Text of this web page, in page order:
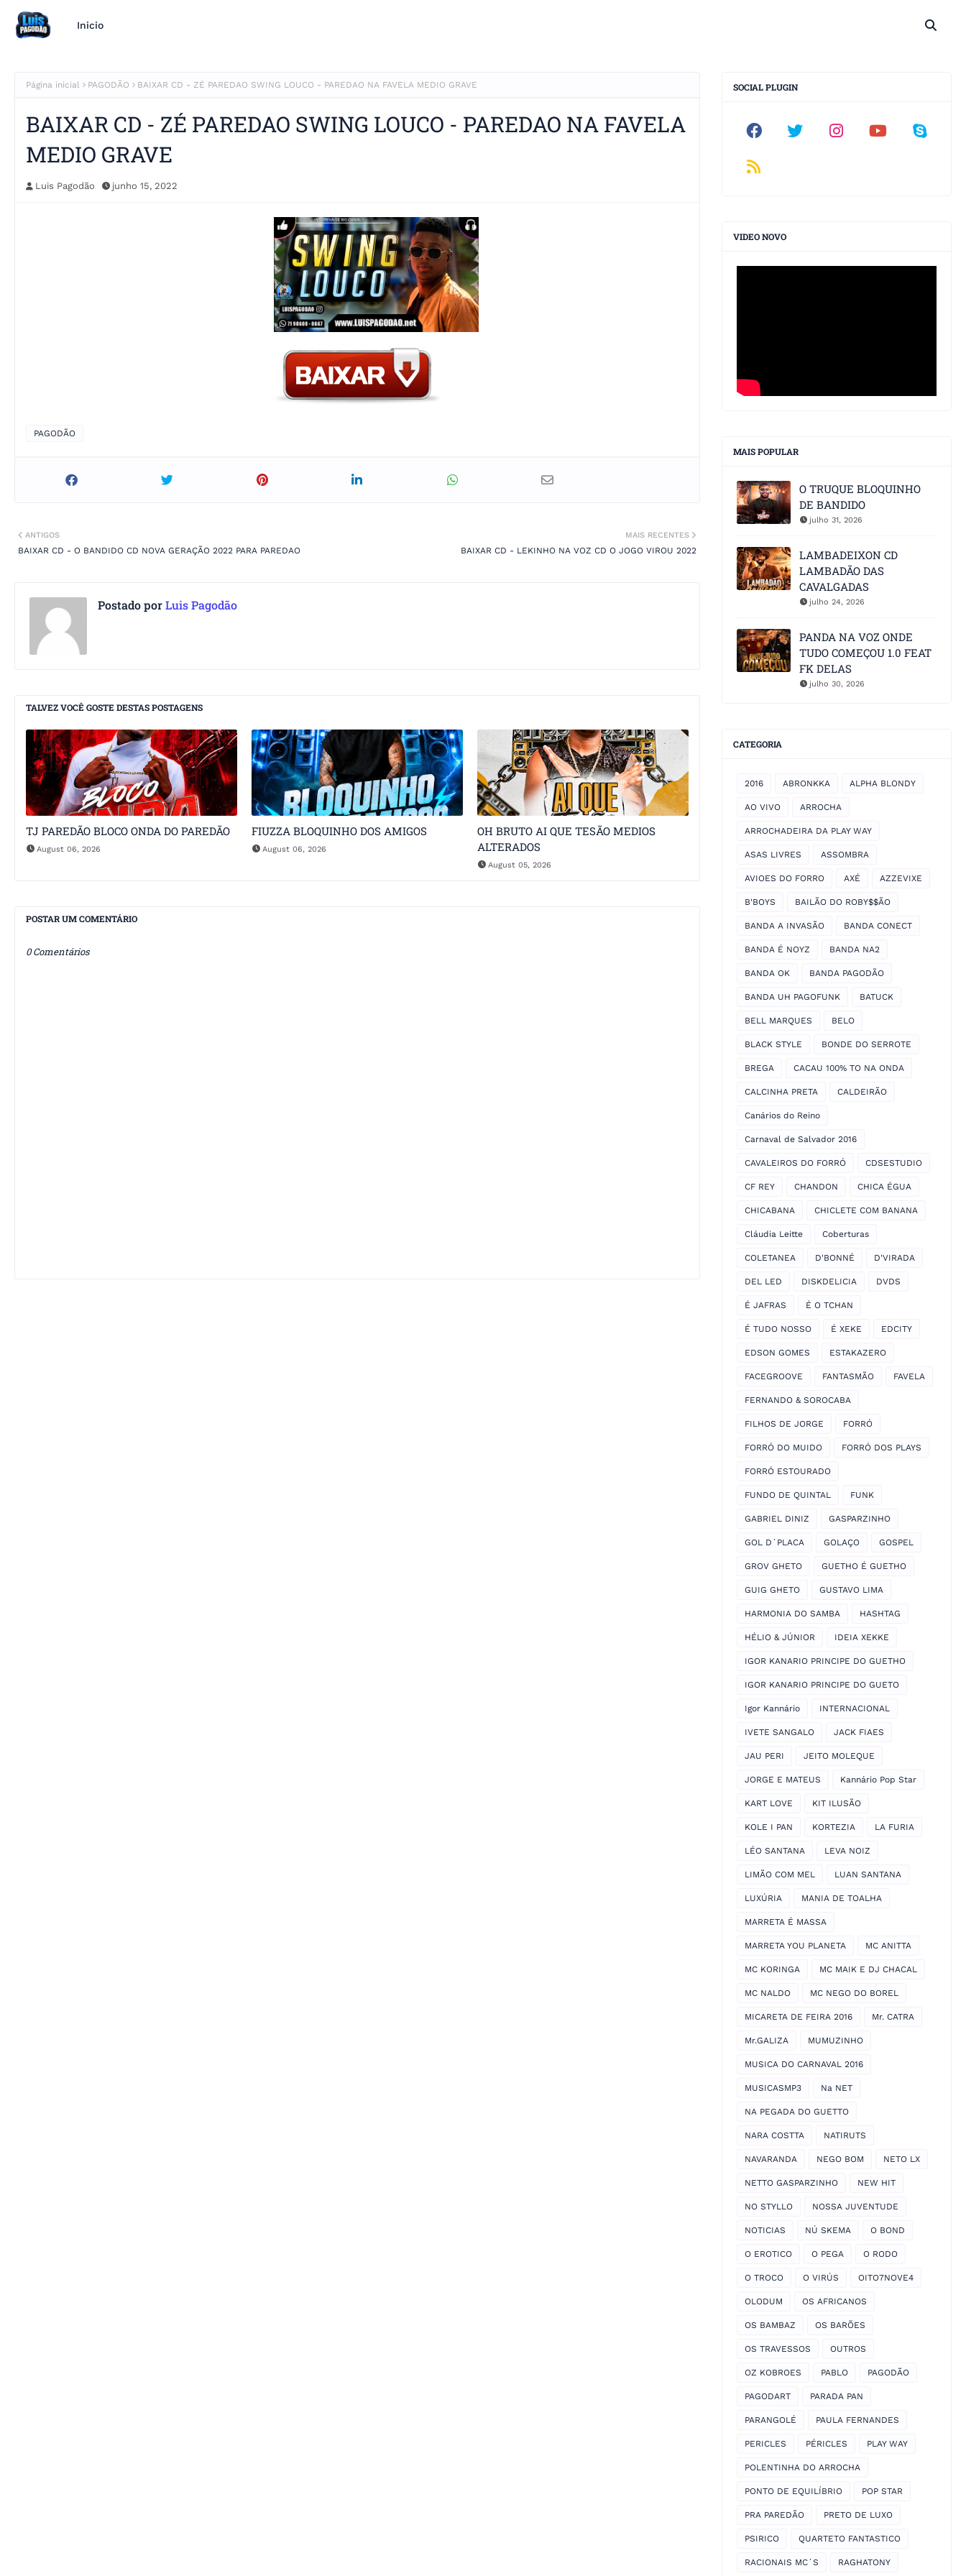
Inicio
Página inicial PAGODÃO BAIXAR CD - ZÉ PAREDAO SWING LOUCO - PAREDAO NA FAVELA MEDIO GRAVE
BAIXAR CD - ZÉ PAREDAO SWING LOUCO - PAREDAO NA FAVELA
MEDIO GRAVE
Luis Pagodão junho 15, 2022
PAGODÃO
MAIS RECENTES
BAIXAR CD - LEKINHO NA VOZ CD O JOGO VIROU 2022
ANTIGOS
BAIXAR CD - O BANDIDO CD NOVA GERAÇÃO 2022 PARA PAREDAO
Postado porLuis Pagodão
TALVEZ VOCÊ GOSTE DESTAS POSTAGENS
TJ PAREDÃO BLOCO ONDA DO PAREDÃO
August 06, 2026
FIUZZA BLOQUINHO DOS AMIGOS
August 06, 2026
OH BRUTO AI QUE TESÃO MEDIOS
ALTERADOS
August 05, 2026
POSTAR UM COMENTÁRIO
0 Comentários
SOCIAL PLUGIN
VIDEO NOVO
MAIS POPULAR
O TRUQUE BLOQUINHO
DE BANDIDO
julho 31, 2026
LAMBADEIXON CD
LAMBADÃO DAS
CAVALGADAS
julho 24, 2026
PANDA NA VOZ ONDE
TUDO COMEÇOU 1.0 FEAT
FK DELAS
julho 30, 2026
CATEGORIA
2016 ABRONKKA ALPHA BLONDY
AO VIVO ARROCHA
ARROCHADEIRA DA PLAY WAY
ASAS LIVRES ASSOMBRA
AVIOES DO FORRO AXÉ AZZEVIXE
B'BOYS BAILÃO DO ROBY$$ÃO
BANDA A INVASÃO BANDA CONECT
BANDA É NOYZ BANDA NA2
BANDA OK BANDA PAGODÃO
BANDA UH PAGOFUNK BATUCK
BELL MARQUES BELO
BLACK STYLE BONDE DO SERROTE
BREGA CACAU 100% TO NA ONDA
CALCINHA PRETA CALDEIRÃO
Canários do Reino
Carnaval de Salvador 2016
CAVALEIROS DO FORRÓ CDSESTUDIO
CF REY CHANDON CHICA ÉGUA
CHICABANA CHICLETE COM BANANA
Cláudia Leitte Coberturas
COLETANEA D'BONNÉ D'VIRADA
DEL LED DISKDELICIA DVDS
É JAFRAS É O TCHAN
É TUDO NOSSO É XEKE EDCITY
EDSON GOMES ESTAKAZERO
FACEGROOVE FANTASMÃO FAVELA
FERNANDO & SOROCABA
FILHOS DE JORGE FORRÓ
FORRÓ DO MUIDO FORRÓ DOS PLAYS
FORRÓ ESTOURADO
FUNDO DE QUINTAL FUNK
GABRIEL DINIZ GASPARZINHO
GOL D´PLACA GOLAÇO GOSPEL
GROV GHETO GUETHO É GUETHO
GUIG GHETO GUSTAVO LIMA
HARMONIA DO SAMBA HASHTAG
HÉLIO & JÚNIOR IDEIA XEKKE
IGOR KANARIO PRINCIPE DO GUETHO
IGOR KANARIO PRINCIPE DO GUETO
Igor Kannário INTERNACIONAL
IVETE SANGALO JACK FIAES
JAU PERI JEITO MOLEQUE
JORGE E MATEUS Kannário Pop Star
KART LOVE KIT ILUSÃO
KOLE I PAN KORTEZIA LA FURIA
LÉO SANTANA LEVA NOIZ
LIMÃO COM MEL LUAN SANTANA
LUXÚRIA MANIA DE TOALHA
MARRETA É MASSA
MARRETA YOU PLANETA MC ANITTA
MC KORINGA MC MAIK E DJ CHACAL
MC NALDO MC NEGO DO BOREL
MICARETA DE FEIRA 2016 Mr. CATRA
Mr.GALIZA MUMUZINHO
MUSICA DO CARNAVAL 2016
MUSICASMP3 Na NET
NA PEGADA DO GUETTO
NARA COSTTA NATIRUTS
NAVARANDA NEGO BOM NETO LX
NETTO GASPARZINHO NEW HIT
NO STYLLO NOSSA JUVENTUDE
NOTICIAS NÚ SKEMA O BOND
O EROTICO O PEGA O RODO
O TROCO O VIRÚS OITO7NOVE4
OLODUM OS AFRICANOS
OS BAMBAZ OS BARÕES
OS TRAVESSOS OUTROS
OZ KOBROES PABLO PAGODÃO
PAGODART PARADA PAN
PARANGOLÉ PAULA FERNANDES
PERICLES PÉRICLES PLAY WAY
POLENTINHA DO ARROCHA
PONTO DE EQUILÍBRIO POP STAR
PRA PAREDÃO PRETO DE LUXO
PSIRICO QUARTETO FANTASTICO
RACIONAIS MC´S RAGHATONY